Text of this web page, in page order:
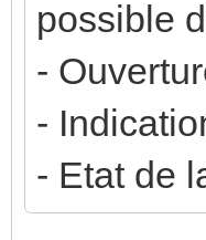
possible
-
-
- Etat de